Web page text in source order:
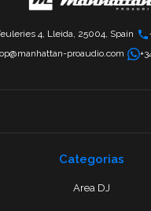
4, Lleida, 25004, Spain
proaudio.com
Categorias
Area DJ